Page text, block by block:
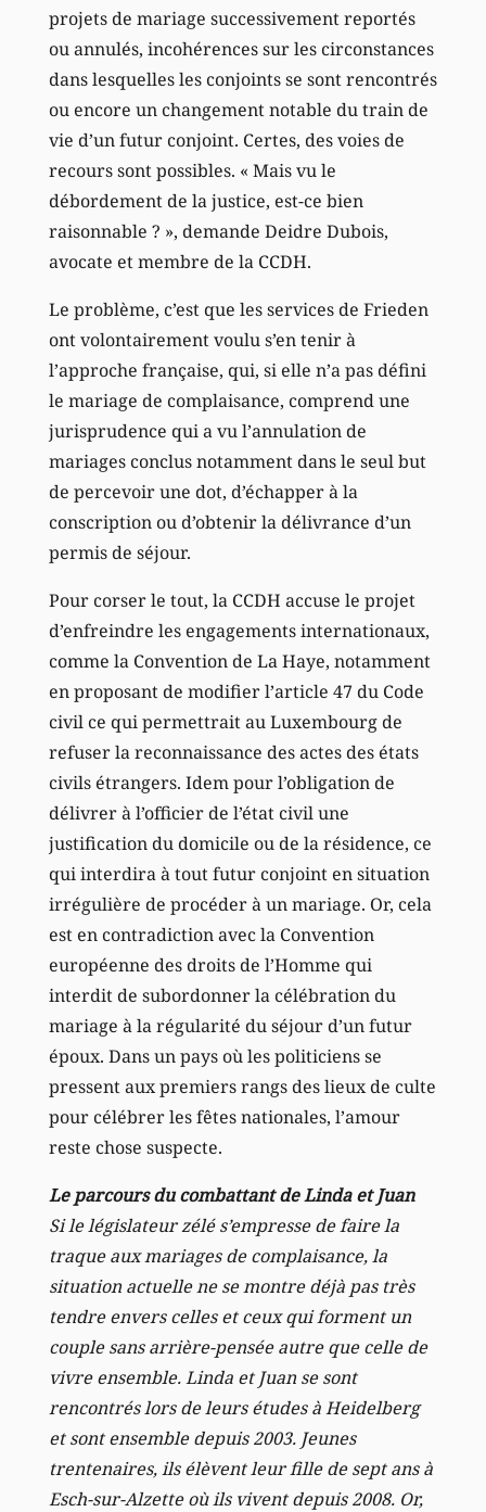
projets de mariage successivement reportés
ou annulés, incohérences sur les circonstances
dans lesquelles les conjoints se sont rencontrés
ou encore un changement notable du train de
vie d’un futur conjoint. Certes, des voies de
recours sont possibles. « Mais vu le
débordement de la justice, est-ce bien
raisonnable ? », demande Deidre Dubois,
avocate et membre de la CCDH.
Le problème, c’est que les services de Frieden
ont volontairement voulu s’en tenir à
l’approche française, qui, si elle n’a pas défini
le mariage de complaisance, comprend une
jurisprudence qui a vu l’annulation de
mariages conclus notamment dans le seul but
de percevoir une dot, d’échapper à la
conscription ou d’obtenir la délivrance d’un
permis de séjour.
Pour corser le tout, la CCDH accuse le projet
d’enfreindre les engagements internationaux,
comme la Convention de La Haye, notamment
en proposant de modifier l’article 47 du Code
civil ce qui permettrait au Luxembourg de
refuser la reconnaissance des actes des états
civils étrangers. Idem pour l’obligation de
délivrer à l’officier de l’état civil une
justification du domicile ou de la résidence, ce
qui interdira à tout futur conjoint en situation
irrégulière de procéder à un mariage. Or, cela
est en contradiction avec la Convention
européenne des droits de l’Homme qui
interdit de subordonner la célébration du
mariage à la régularité du séjour d’un futur
époux. Dans un pays où les politiciens se
pressent aux premiers rangs des lieux de culte
pour célébrer les fêtes nationales, l’amour
reste chose suspecte.
Le parcours du combattant de Linda et Juan
Si le législateur zélé s’empresse de faire la
traque aux mariages de complaisance, la
situation actuelle ne se montre déjà pas très
tendre envers celles et ceux qui forment un
couple sans arrière-pensée autre que celle de
vivre ensemble. Linda et Juan se sont
rencontrés lors de leurs études à Heidelberg
et sont ensemble depuis 2003. Jeunes
trentenaires, ils élèvent leur fille de sept ans à
Esch-sur-Alzette où ils vivent depuis 2008. Or,